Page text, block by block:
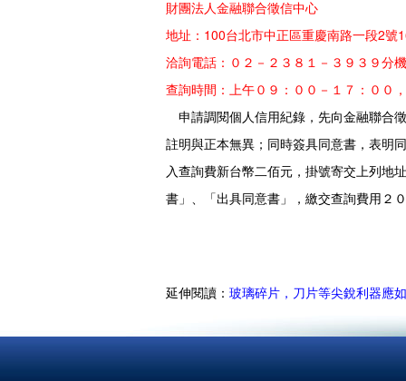
財團法人金融聯合徵信中心
地址：100台北市中正區重慶南路一段2號
洽詢電話：０２－２３８１－３９３９分
查詢時間：上午０９：００－１７：００
申請調閱個人信用紀錄，先向金融聯合
註明與正本無異；同時簽具同意書，表明
入查詢費新台幣二佰元，掛號寄交上列地
書」、「出具同意書」，繳交查詢費用２
延伸閱讀： 玻璃碎片，刀片等尖銳利器應